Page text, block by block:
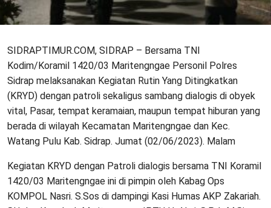
SIDRAPTIMUR.COM, SIDRAP – Bersama TNI
Kodim/Koramil 1420/03 Maritengngae Personil Polres
Sidrap melaksanakan Kegiatan Rutin Yang Ditingkatkan
(KRYD) dengan patroli sekaligus sambang dialogis di obyek
vital, Pasar, tempat keramaian, maupun tempat hiburan yang
berada di wilayah Kecamatan Maritengngae dan Kec.
Watang Pulu Kab. Sidrap. Jumat (02/06/2023). Malam
Kegiatan KRYD dengan Patroli dialogis bersama TNI Koramil
1420/03 Maritengngae ini di pimpin oleh Kabag Ops
KOMPOL Nasri. S.Sos di dampingi Kasi Humas AKP Zakariah.